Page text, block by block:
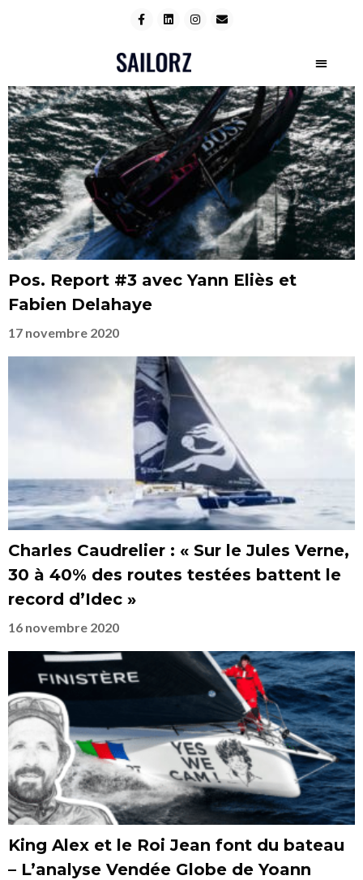
Pos. Report #3 avec Yann Eliès et
Fabien Delahaye
17 novembre 2020
Charles Caudrelier : « Sur le Jules Verne,
30 à 40% des routes testées battent le
record d’Idec »
16 novembre 2020
King Alex et le Roi Jean font du bateau
– L’analyse Vendée Globe de Yoann